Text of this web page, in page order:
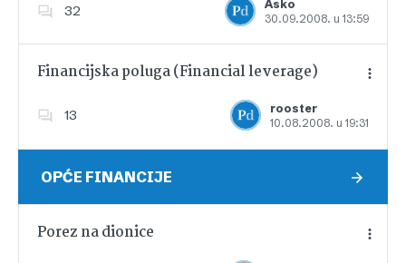
32
Asko
30.09.2008. u 13:59
Dodajte u favorite
Financijska poluga (Financial leverage)
13
rooster
10.08.2008. u 19:31
Dodajte u favorite
OPĆE FINANCIJE
Porez na dionice